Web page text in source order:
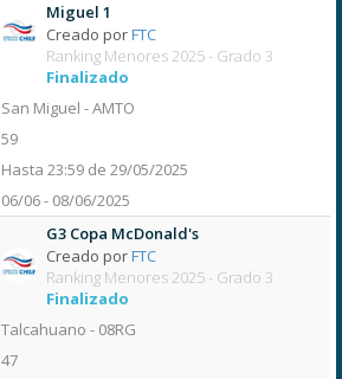
Miguel 1
Creado porFTC
Ranking Menores 2025 - Grado 3
Finalizado
San Miguel - AMTO
59
Hasta 23:59 de 29/05/2025
06/06 - 08/06/2025
G3 Copa McDonald's
Creado porFTC
Ranking Menores 2025 - Grado 3
Finalizado
Talcahuano - 08RG
47